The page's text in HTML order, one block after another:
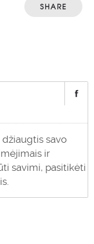
SHARE
savo
ir
savimi, pasitikėti